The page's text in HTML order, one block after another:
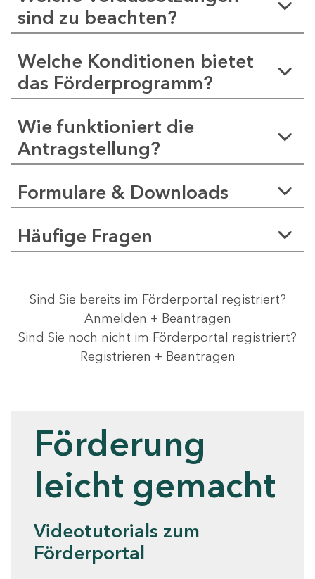
sind zu beachten?
Welche Konditionen bietet
das Förderprogramm?
Wie funktioniert die
Antragstellung?
Formulare & Downloads
Häufige Fragen
Sind Sie bereits im Förderportal registriert?
Anmelden + Beantragen
Sind Sie noch nicht im Förderportal registriert?
Registrieren + Beantragen
Förderung
leicht gemacht
Videotutorials zum
Förderportal